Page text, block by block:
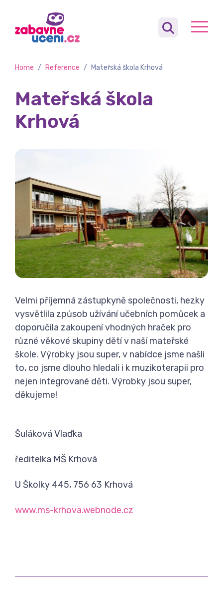
Home / Reference / Mateřská škola Krhová
Mateřská škola
Krhová
Velmi příjemná zástupkyně společnosti, hezky
vysvětlila způsob užívání učebních pomůcek a
doporučila zakoupení vhodných hraček pro
různé věkové skupiny dětí v naší mateřské
škole. Výrobky jsou super, v nabídce jsme našli
to, co jsme dlouho hledali i k muzikoterapii pro
nejen integrované děti. Výrobky jsou super,
děkujeme!
Šuláková Vlaďka
ředitelka MŠ Krhová
U Školky 445, 756 63 Krhová
www.ms-krhova.webnode.cz